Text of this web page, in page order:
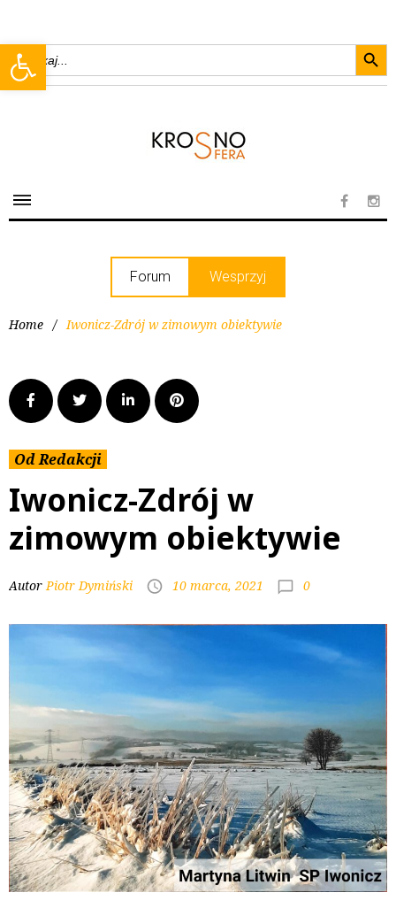
Open toolbar
Search
for:
Forum Wesprzyj
Home / Iwonicz-Zdrój w zimowym obiektywie
Od Redakcji
Iwonicz-Zdrój w
zimowym obiektywie
AutorPiotr Dymiński 10 marca, 2021 0